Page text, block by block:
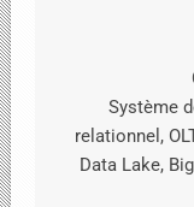
Système
relationnel,
Data Lake,